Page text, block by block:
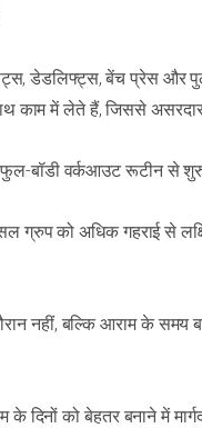
डेडलिफ्ट्स, बेंच प्रेस और
काम में लेते हैं, जिससे असरदार
फुल-बॉडी वर्कआउट रूटीन से
को अधिक गहराई से
नहीं, बल्कि आराम के
दिनों को बेहतर बनाने में